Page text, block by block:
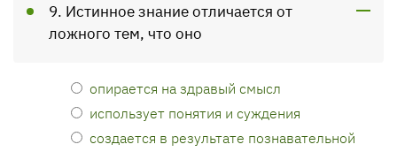
9. Истинное знание отличается от
ложного тем, что оно
опирается на здравый смысл
использует понятия и суждения
создается в результате познавательной